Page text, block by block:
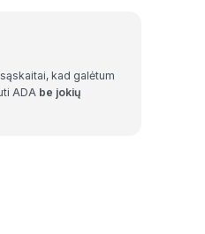
kad galėtum
ADA be jokių